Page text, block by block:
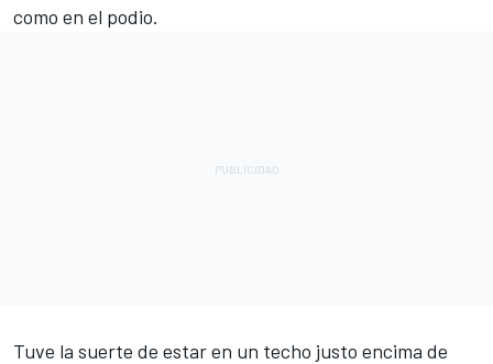
como en el podio.
Tuve la suerte de estar en un techo justo encima de